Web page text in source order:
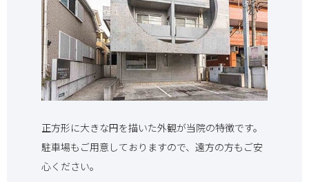
正方形に大きな円を描いた外観が当院の特徴です。
駐車場もご用意しておりますので、遠方の方もご安
心ください。